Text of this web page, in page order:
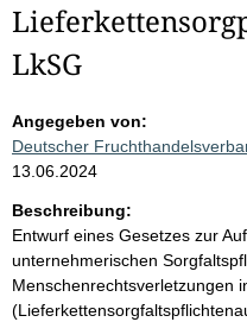
LkSG
Angegeben von:
Deutscher
13.06.2024
Beschreibung:
Entwurf eines Gesetzes zur
unternehmerischen
Menschenrechtsverletzungen